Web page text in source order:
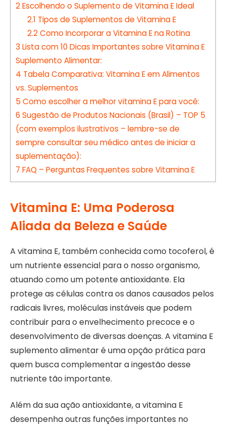
2Escolhendo o Suplemento de Vitamina E Ideal
2.1 Tipos de Suplementos de Vitamina E
2.2Como Incorporar a Vitamina E na Rotina
3 Lista com 10 Dicas Importantes sobre Vitamina E
Suplemento Alimentar:
4 Tabela Comparativa: Vitamina E em Alimentos
vs. Suplementos
5 Como escolher a melhor vitamina E para você:
6 Sugestão de Produtos Nacionais (Brasil) – TOP 5
(com exemplos ilustrativos – lembre-se de
sempre consultar seu médico antes de iniciar a
suplementação):
7 FAQ – Perguntas Frequentes sobre Vitamina E
Vitamina E: Uma Poderosa
Aliada da Beleza e Saúde
A vitamina E, também conhecida como tocoferol, é
um nutriente essencial para o nosso organismo,
atuando como um potente antioxidante. Ela
protege as células contra os danos causados pelos
radicais livres, moléculas instáveis que podem
contribuir para o envelhecimento precoce e o
desenvolvimento de diversas doenças. A vitamina E
suplemento alimentar é uma opção prática para
quem busca complementar a ingestão desse
nutriente tão importante.
Além da sua ação antioxidante, a vitamina E
desempenha outras funções importantes no